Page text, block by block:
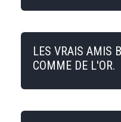
LES VRAIS AMIS
COMME DE L'OR.